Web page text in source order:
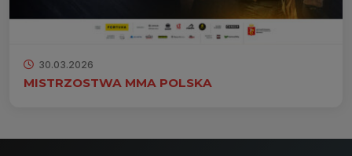
30.03.2026
MISTRZOSTWA MMA POLSKA